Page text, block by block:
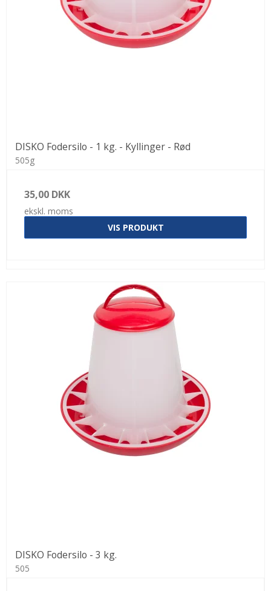
DISKO Fodersilo - 1 kg. - Kyllinger - Rød
505g
35,00 DKK
ekskl. moms
VIS PRODUKT
DISKO Fodersilo - 3 kg.
505